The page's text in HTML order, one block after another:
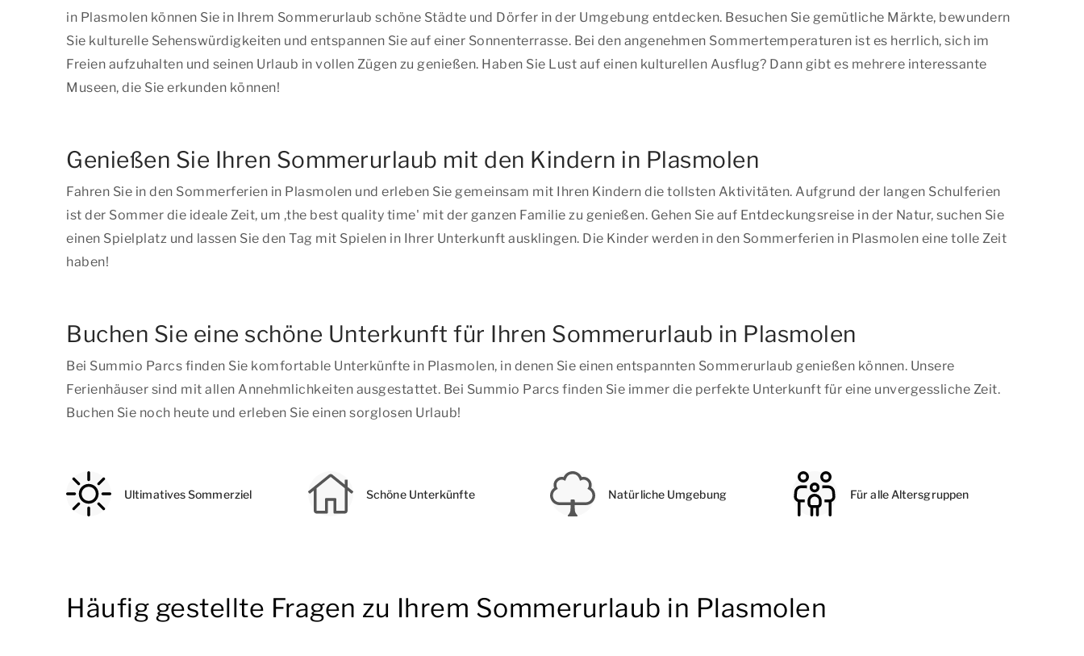
in Plasmolen können Sie in Ihrem Sommerurlaub schöne Städte und Dörfer in der Umgebung entdecken. Besuchen Sie gemütliche Märkte, bewundern
Sie kulturelle Sehenswürdigkeiten und entspannen Sie auf einer Sonnenterrasse. Bei den angenehmen Sommertemperaturen ist es herrlich, sich im
Freien aufzuhalten und seinen Urlaub in vollen Zügen zu genießen. Haben Sie Lust auf einen kulturellen Ausflug? Dann gibt es mehrere interessante
Museen, die Sie erkunden können!
Genießen Sie Ihren Sommerurlaub mit den Kindern in Plasmolen
Fahren Sie in den Sommerferien in Plasmolen und erleben Sie gemeinsam mit Ihren Kindern die tollsten Aktivitäten. Aufgrund der langen Schulferien
ist der Sommer die ideale Zeit, um ,the best quality time' mit der ganzen Familie zu genießen. Gehen Sie auf Entdeckungsreise in der Natur, suchen Sie
einen Spielplatz und lassen Sie den Tag mit Spielen in Ihrer Unterkunft ausklingen. Die Kinder werden in den Sommerferien in Plasmolen eine tolle Zeit
haben!
Buchen Sie eine schöne Unterkunft für Ihren Sommerurlaub in Plasmolen
Bei Summio Parcs finden Sie komfortable Unterkünfte in Plasmolen, in denen Sie einen entspannten Sommerurlaub genießen können. Unsere
Ferienhäuser sind mit allen Annehmlichkeiten ausgestattet. Bei Summio Parcs finden Sie immer die perfekte Unterkunft für eine unvergessliche Zeit.
Buchen Sie noch heute und erleben Sie einen sorglosen Urlaub!
Ultimatives Sommerziel Schöne Unterkünfte Natürliche Umgebung Für alle Altersgruppen
Häufig gestellte Fragen zu Ihrem Sommerurlaub in Plasmolen